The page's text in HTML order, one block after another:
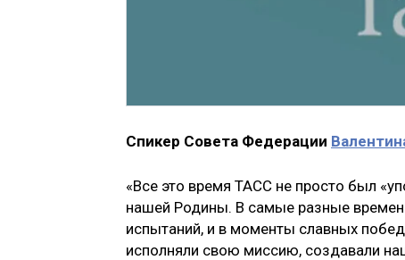
Спикер Совета Федерации
«Все это время ТАСС не просто был
нашей Родины. В самые разные
испытаний, и в моменты славных
исполняли свою миссию, создавали